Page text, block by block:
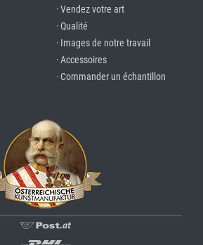
· Vendez votre art
· Qualité
· Images de notre travail
· Accessoires
· Commander un échantillon